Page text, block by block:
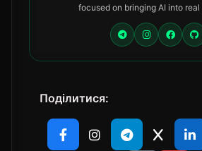
focused on bringing AI into
Поділитися: